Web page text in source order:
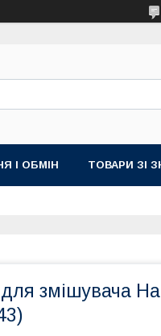
І ОБМІН ТОВАРИ ЗІ
змішувача